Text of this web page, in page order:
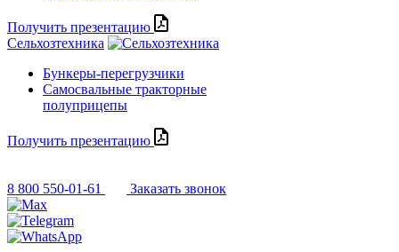
Получить презентацию
Сельхозтехника
Бункеры-перегрузчики
Самосвальные тракторные
полуприцепы
Получить презентацию
8 800 550-01-61 Заказать звонок